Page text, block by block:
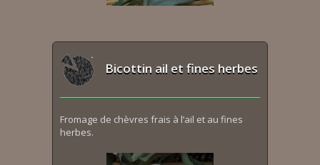
Bicottin ail et fines herbes
Fromage de chèvres frais à l’ail et au fines
herbes.